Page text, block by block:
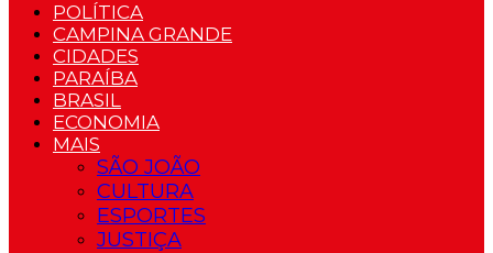
POLÍTICA
CAMPINA GRANDE
CIDADES
PARAÍBA
BRASIL
ECONOMIA
MAIS
SÃO JOÃO
CULTURA
ESPORTES
JUSTIÇA